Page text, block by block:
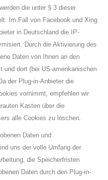
die unter § 3 dieser
Im Fall von Facebook und Xing
in Deutschland die IP-
Durch die Aktivierung des
Daten von Ihnen an den
und dort (bei US-amerikanischen
der Plug-in-Anbieter die
vornimmt, empfehlen wir
Kasten über die
alle Cookies zu löschen.
Daten und
uns der volle Umfang der
die Speicherfristen
Daten durch den Plug-in-